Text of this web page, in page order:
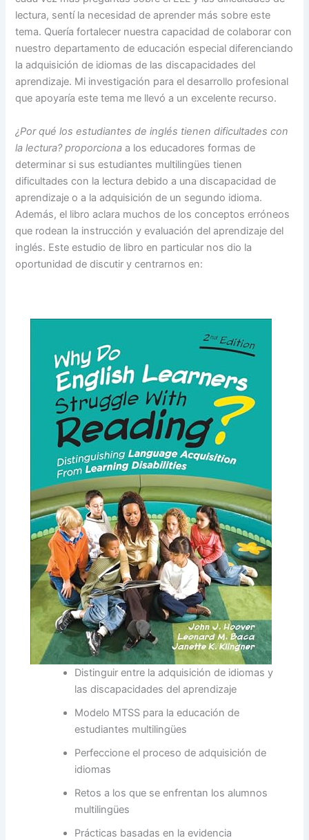
lectura, sentí la necesidad de aprender más sobre este
tema. Quería fortalecer nuestra capacidad de colaborar con
nuestro departamento de educación especial diferenciando
la adquisición de idiomas de las discapacidades del
aprendizaje. Mi investigación para el desarrollo profesional
que apoyaría este tema me llevó a un excelente recurso.
¿Por qué los estudiantes de inglés tienen dificultades con
la lectura? proporciona a los educadores formas de
determinar si sus estudiantes multilingües tienen
dificultades con la lectura debido a una discapacidad de
aprendizaje o a la adquisición de un segundo idioma.
Además, el libro aclara muchos de los conceptos erróneos
que rodean la instrucción y evaluación del aprendizaje del
inglés. Este estudio de libro en particular nos dio la
oportunidad de discutir y centrarnos en:
Distinguir entre la adquisición de idiomas y
las discapacidades del aprendizaje
Modelo MTSS para la educación de
estudiantes multilingües
Perfeccione el proceso de adquisición de
idiomas
Retos a los que se enfrentan los alumnos
multilingües
Prácticas basadas en la evidencia